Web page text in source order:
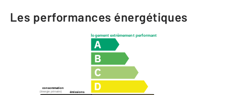
Les performances énergétiques
logement extrêmement performant
consommation
émissions
(énergie primaire)